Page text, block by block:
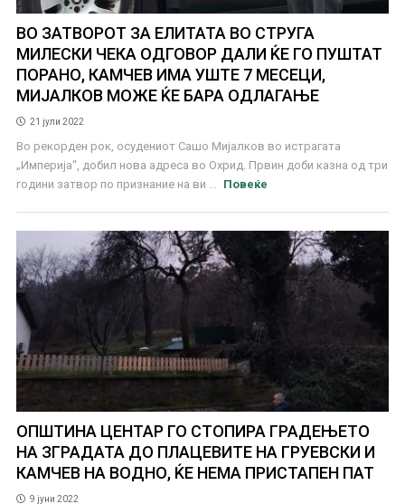
ВО ЗАТВОРОТ ЗА ЕЛИТАТА ВО СТРУГА
МИЛЕСКИ ЧЕКА ОДГОВОР ДАЛИ ЌЕ ГО ПУШТАТ
ПОРАНО, КАМЧЕВ ИМА УШТЕ 7 МЕСЕЦИ,
МИЈАЛКОВ МОЖЕ ЌЕ БАРА ОДЛАГАЊЕ
21 јули 2022
Во рекорден рок, осудениот Сашо Мијалков во истрагата
„Империја“, добил нова адреса во Охрид. Првин доби казна од три
години затвор по признание на ви ...
Повеќе
ОПШТИНА ЦЕНТАР ГО СТОПИРА ГРАДЕЊЕТО
НА ЗГРАДАТА ДО ПЛАЦЕВИТЕ НА ГРУЕВСКИ И
КАМЧЕВ НА ВОДНО, ЌЕ НЕМА ПРИСТАПЕН ПАТ
9 јуни 2022